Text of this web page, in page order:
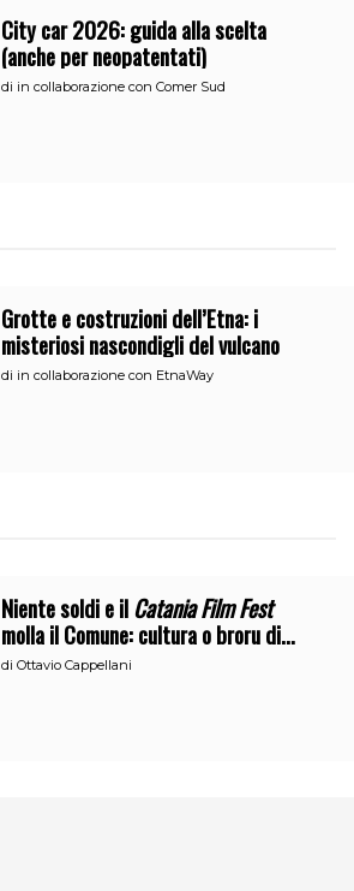
City car 2026: guida alla scelta
(anche per neopatentati)
di in collaborazione con Comer Sud
Grotte e costruzioni dell’Etna: i
misteriosi nascondigli del vulcano
di in collaborazione con EtnaWay
Niente soldi e ilCatania Film Fest
molla il Comune: cultura o broru di
ciciri?
diOttavio Cappellani